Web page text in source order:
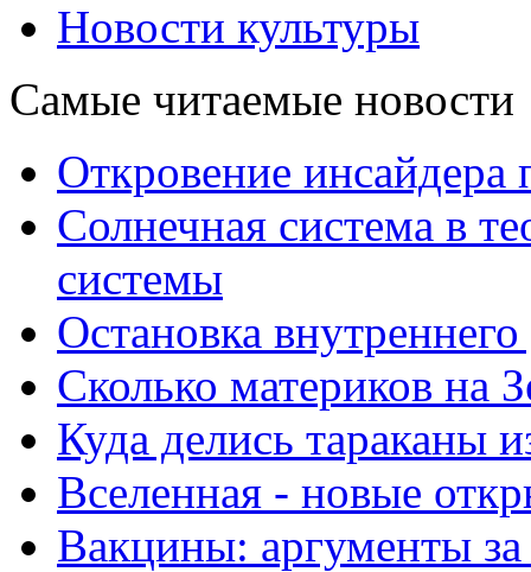
Новости культуры
Самые читаемые новости
Откровение инсайдера
Солнечная система в
системы
Остановка внутреннего
Сколько материков на
Куда делись тараканы
Вселенная - новые
Вакцины: аргументы